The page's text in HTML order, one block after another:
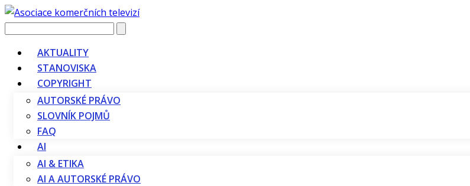
Vyhledávání
AKTUALITY
STANOVISKA
COPYRIGHT
AUTORSKÉ PRÁVO
SLOVNÍK POJMŮ
FAQ
AI
AI & ETIKA
AI A AUTORSKÉ PRÁVO